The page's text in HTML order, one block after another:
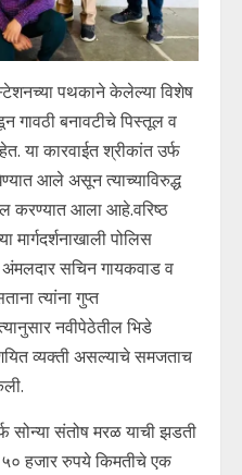
पथकाने केलेल्या विशेष
गावठी बनावटीचे पिस्तूल व
या कारवाईत श्रीकांत उर्फ
आले असून त्याच्याविरुद्ध
करण्यात आला आहे.वरिष्ठ
मार्गदर्शनाखाली पोलिस
सचिन गायकवाड व
त्यांना गुप्त
त्यानुसार नवीपेठेतील भिडे
व्यक्ती असल्याचे समजताच
सोन्या संतोष मरळ याची झडती
हजार रुपये किमतीचे एक